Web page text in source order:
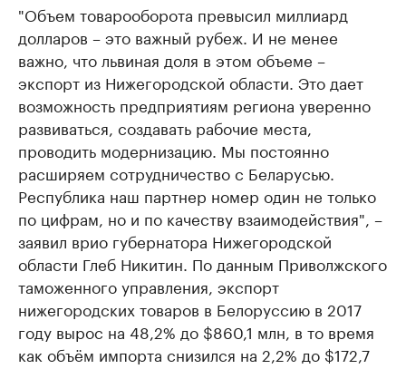
"Объем товарооборота превысил миллиард
долларов – это важный рубеж. И не менее
важно, что львиная доля в этом объеме –
экспорт из Нижегородской области. Это дает
возможность предприятиям региона уверенно
развиваться, создавать рабочие места,
проводить модернизацию. Мы постоянно
расширяем сотрудничество с Беларусью.
Республика наш партнер номер один не только
по цифрам, но и по качеству взаимодействия", –
заявил врио губернатора Нижегородской
области Глеб Никитин. По данным Приволжского
таможенного управления, экспорт
нижегородских товаров в Белоруссию в 2017
году вырос на 48,2% до $860,1 млн, в то время
как объём импорта снизился на 2,2% до $172,7